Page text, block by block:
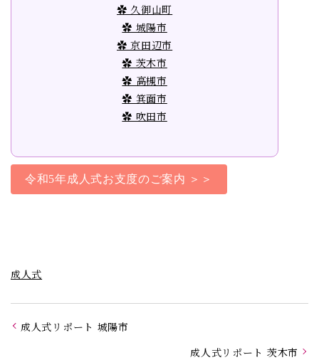
✿ 久御山町
✿ 城陽市
✿ 京田辺市
✿ 茨木市
✿ 高槻市
✿ 箕面市
✿ 吹田市
令和5年成人式お支度のご案内 ＞＞
成人式
成人式リポート 城陽市
成人式リポート 茨木市